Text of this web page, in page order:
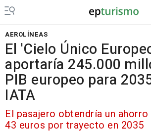
AEROLÍNEAS
El 'Cielo Único
aportaría 245.000
PIB europeo para
IATA
El pasajero obtendría un
43 euros por trayecto en 2035